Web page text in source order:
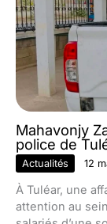
Mahavonjy
police de
Actualités 12
À Tuléar, une
attention au